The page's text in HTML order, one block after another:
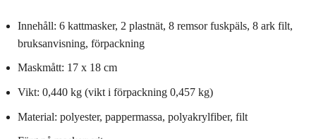
Innehåll: 6 kattmasker, 2 plastnät, 8 remsor fuskpäls, 8 ark filt,
bruksanvisning, förpackning
Maskmått: 17 x 18 cm
Vikt: 0,440 kg (vikt i förpackning 0,457 kg)
Material: polyester, pappermassa, polyakrylfiber, filt